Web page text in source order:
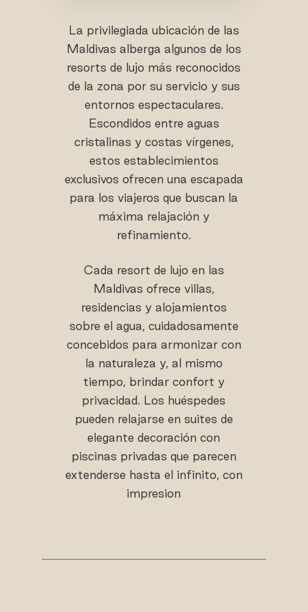
La privilegiada ubicación de las
Maldivas alberga algunos de los
resorts de lujo más reconocidos
de la zona por su servicio y sus
entornos espectaculares.
Escondidos entre aguas
cristalinas y costas vírgenes,
estos establecimientos
exclusivos ofrecen una escapada
para los viajeros que buscan la
máxima relajación y
refinamiento.
Cada resort de lujo en las
Maldivas ofrece villas,
residencias y alojamientos
sobre el agua, cuidadosamente
concebidos para armonizar con
la naturaleza y, al mismo
tiempo, brindar confort y
privacidad. Los huéspedes
pueden relajarse en suites de
elegante decoración con
piscinas privadas que parecen
extenderse hasta el infinito, con
impresion